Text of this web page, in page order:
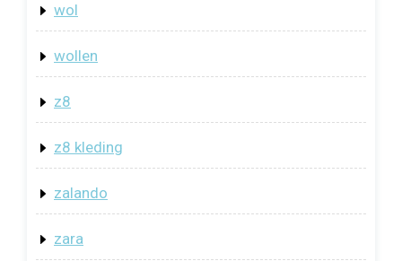
wol
wollen
z8
z8 kleding
zalando
zara